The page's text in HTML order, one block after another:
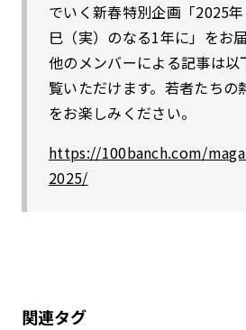
でいく新春特別企画「2025
巳（実）のなる1年に」をお
他のメンバーによる記事は以
覧いただけます。若者たちの
をお楽しみください。
https://100banch.com/
2025/
関連タグ